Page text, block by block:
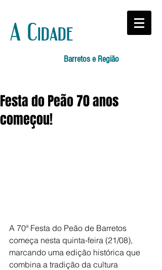
A Cidade
Barretos e Região
Festa do Peão 70 anos
começou!
A 70ª Festa do Peão de Barretos
começa nesta quinta-feira (21/08),
marcando uma edição histórica que
combina a tradição da cultura